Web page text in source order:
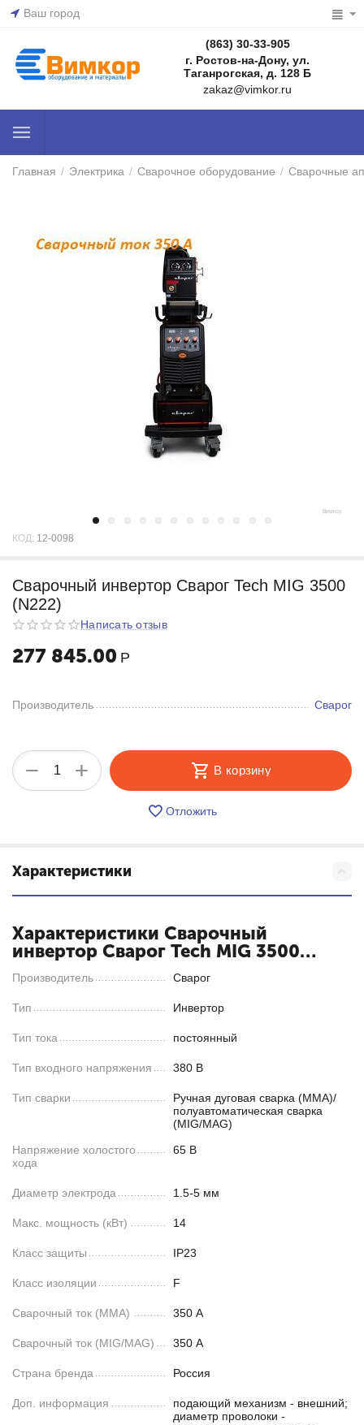
Ваш город
(863) 30-33-905
г. Ростов-на-Дону, ул.
Таганрогская, д. 128 Б
zakaz@vimkor.ru
Главная / Электрика / Сварочное оборудование / Сварочные
КОД: 12-0098
Cварочный инвертор Сварог Tech MIG 3500
(N222)
Написать отзыв
277 845.00 Р
Производитель Сварог
+
− В корзину
Отложить
Характеристики
Характеристики Cварочный
инвертор Сварог Tech MIG 3500
(N222)
Производитель Сварог
Тип Инвертор
Тип тока постоянный
Тип входного напряжения 380 В
Тип сварки
Ручная дуговая сварка (MMA)/
полуавтоматическая сварка
(MIG/MAG)
Напряжение холостого
хода
65 В
Диаметр электрода 1.5-5 мм
Макс. мощность (кВт) 14
Класс защиты IP23
Класс изоляции F
Сварочный ток (MMA) 350 А
Сварочный ток (MIG/MAG) 350 А
Страна бренда Россия
Доп. информация
подающий механизм - внешний;
диаметр проволоки -